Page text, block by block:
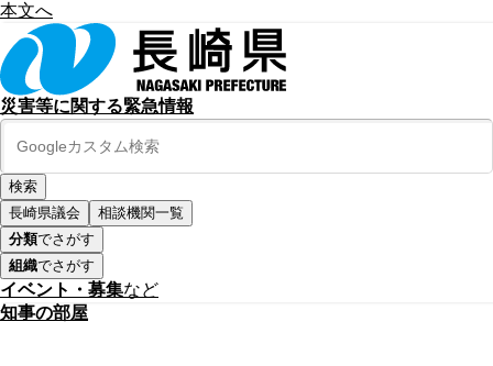
本文へ
災害等に関する緊急情報
長崎県議会
相談機関一覧
分類でさがす
組織でさがす
イベント・募集など
知事の部屋